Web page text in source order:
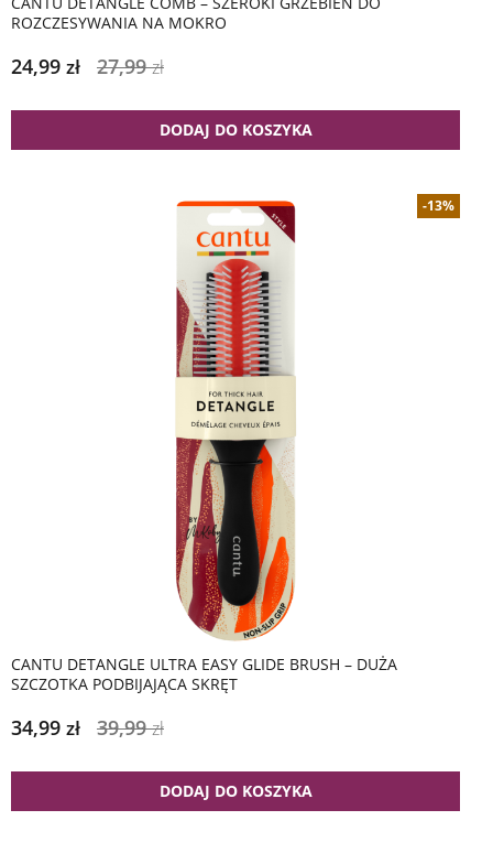
ROZCZESYWANIA NA MOKRO
24,99 zł 27,99zł
DODAJ DO KOSZYKA
-13%
CANTU DETANGLE ULTRA EASY GLIDE BRUSH – DUŻA
SZCZOTKA PODBIJAJĄCA SKRĘT
34,99 zł 39,99zł
DODAJ DO KOSZYKA